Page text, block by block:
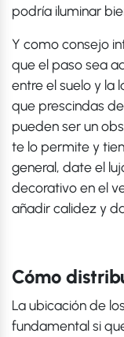
podría iluminar
Y como consejo
que el paso sea
entre el suelo y la
que prescindas de
pueden ser un
te lo permite y
general, date el
decorativo en el
añadir calidez y
Cómo
La ubicación de
fundamental si